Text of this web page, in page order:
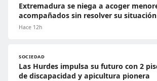
Extremadura se niega a acoger
acompañados sin resolver su situación
Hace 12h
SOCIEDAD
Las Hurdes impulsa su futuro con 2
de discapacidad y apicultura pionera